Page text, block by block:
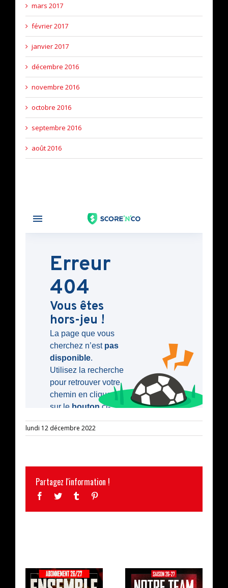
mars 2017
février 2017
janvier 2017
décembre 2016
novembre 2016
octobre 2016
septembre 2016
août 2016
lundi 12 décembre 2022
Partagez l'information !
Facebook
Twitter Tumblr